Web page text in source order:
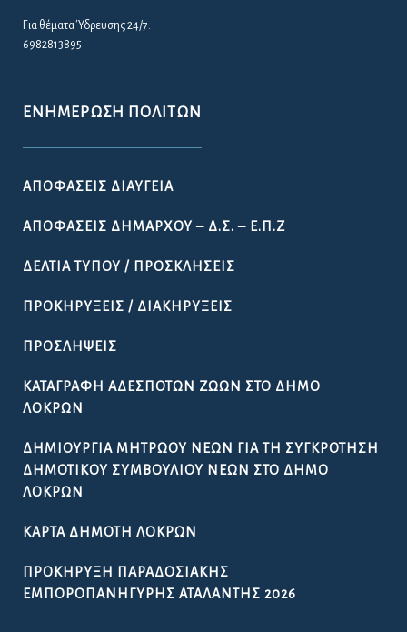
Για θέματα Ύδρευσης 24/7:
6982813895
ΕΝΗΜΈΡΩΣΗ ΠΟΛΙΤΏΝ
ΑΠΟΦΆΣΕΙΣ ΔΙΑΎΓΕΙΑ
ΑΠΟΦΆΣΕΙΣ ΔΗΜΆΡΧΟΥ – Δ.Σ. – Ε.Π.Ζ
ΔΕΛΤΊΑ ΤΎΠΟΥ / ΠΡΟΣΚΛΉΣΕΙΣ
ΠΡΟΚΗΡΎΞΕΙΣ / ΔΙΑΚΗΡΎΞΕΙΣ
ΠΡΟΣΛΉΨΕΙΣ
ΚΑΤΑΓΡΑΦΉ ΑΔΈΣΠΟΤΩΝ ΖΏΩΝ ΣΤΟ ΔΉΜΟ
ΛΟΚΡΏΝ
ΔΗΜΙΟΥΡΓΊΑ ΜΗΤΡΏΟΥ ΝΈΩΝ ΓΙΑ ΤΗ ΣΥΓΚΡΌΤΗΣΗ
ΔΗΜΟΤΙΚΟΎ ΣΥΜΒΟΥΛΊΟΥ ΝΈΩΝ ΣΤΟ ΔΉΜΟ
ΛΟΚΡΏΝ
ΚΆΡΤΑ ΔΗΜΌΤΗ ΛΟΚΡΏΝ
ΠΡΟΚΉΡΥΞΗ ΠΑΡΑΔΟΣΙΑΚΉΣ
ΕΜΠΟΡΟΠΑΝΉΓΥΡΗΣ ΑΤΑΛΆΝΤΗΣ 2026